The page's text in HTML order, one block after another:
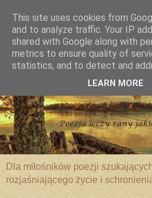
Dla miłośników poezji
rozjaśniającego życie i
This site uses cookies from
and to analyze traffic. Your IP
shared with Google along with
metrics to ensure quality of
statistics, and to detect and
LEARN MORE